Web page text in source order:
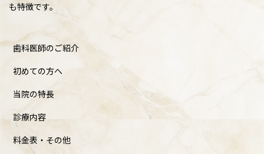
も特徴です。
歯科医師のご紹介
初めての方へ
当院の特長
診療内容
料金表・その他